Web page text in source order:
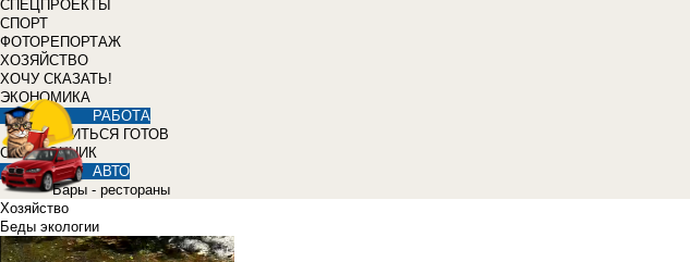
СПЕЦПРОЕКТЫ
СПОРТ
ФОТОРЕПОРТАЖ
ХОЗЯЙСТВО
ХОЧУ СКАЗАТЬ!
ЭКОНОМИКА
РАБОТА
УЧИТЬСЯ ГОТОВ
СПРАВОЧНИК
АВТО
Бары - рестораны
Хозяйство
Беды экологии